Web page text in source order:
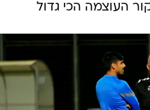
העוצמה הכי גדול